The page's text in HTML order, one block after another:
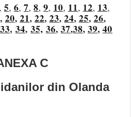
,5,6,7,8,9, 10, 11, 12, 13,
,20,21,22,23,24,25,26,
33,34,35, 36,37,38,39,40
C
din Olanda